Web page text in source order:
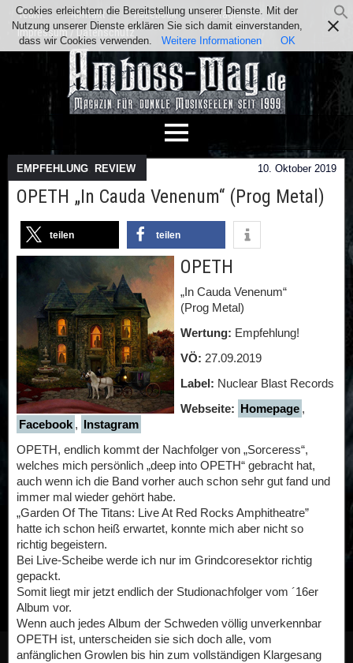
Team Kontakt Facebook
Instagram
Impressum / Datenschutz
EMPFEHLUNG REVIEW 10. Oktober 2019
OPETH „In Cauda Venenum“ (Prog Metal)
teilen teilen
OPETH
„In Cauda Venenum“
(Prog Metal)
Wertung: Empfehlung!
VÖ: 27.09.2019
Label: Nuclear Blast Records
Webseite: Homepage ,
Facebook , Instagram
OPETH, endlich kommt der Nachfolger von „Sorceress“,
welches mich persönlich „deep into OPETH“ gebracht hat,
auch wenn ich die Band vorher auch schon sehr gut fand und
immer mal wieder gehört habe.
„Garden Of The Titans: Live At Red Rocks Amphitheatre”
hatte ich schon heiß erwartet, konnte mich aber nicht so
richtig begeistern.
Bei Live-Scheibe werde ich nur im Grindcoresektor richtig
gepackt.
Somit liegt mir jetzt endlich der Studionachfolger vom ´16er
Album vor.
Wenn auch jedes Album der Schweden völlig unverkennbar
OPETH ist, unterscheiden sie sich doch alle, vom
anfänglichen Growlen bis hin zum vollständigen Klargesang
Cookies erleichtern die Bereitstellung unserer Dienste. Mit der
Nutzung unserer Dienste erklären Sie sich damit einverstanden,
dass wir Cookies verwenden.
Weitere Informationen OK